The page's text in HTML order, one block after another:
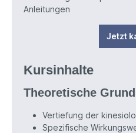
Anleitungen
Jetzt
Kursinhalte
Theoretische
Vertiefung der
Spezifische